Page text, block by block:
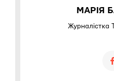
МАРІЯ
Журналістка